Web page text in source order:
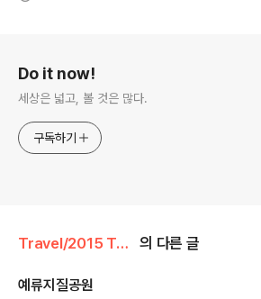
Do it now!
세상은 넓고, 볼 것은 많다.
구독하기
Travel/2015 Taiwan 의 다른 글
예류지질공원